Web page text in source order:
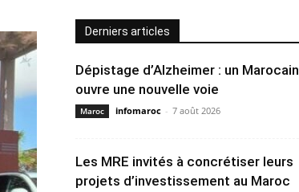
Derniers articles
Dépistage d’Alzheimer : un Marocain
ouvre une nouvelle voie
Maroc infomaroc - 7 août 2026
Les MRE invités à concrétiser leurs
projets d’investissement au Maroc